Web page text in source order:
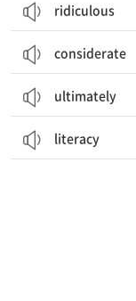
ridiculous
considerate
ultimately
literacy